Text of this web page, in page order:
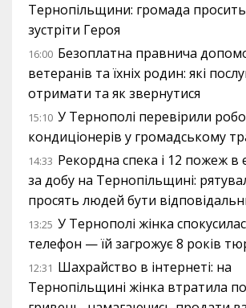
Тернопільщини: громада просить
зустріти Героя
16:00 Безоплатна правнича
ветеранів та їхніх родин: які
отримати та як звернутися
15:10 У Тернополі перевірили
кондиціонерів у громадському
14:33 Рекордна спека і 12 пожеж в
за добу на Тернопільщині:
просять людей бути
13:25 У Тернополі жінка
телефон — їй загрожує 8 років
12:31 Шахрайство в інтернеті: на
Тернопільщині жінка втратила